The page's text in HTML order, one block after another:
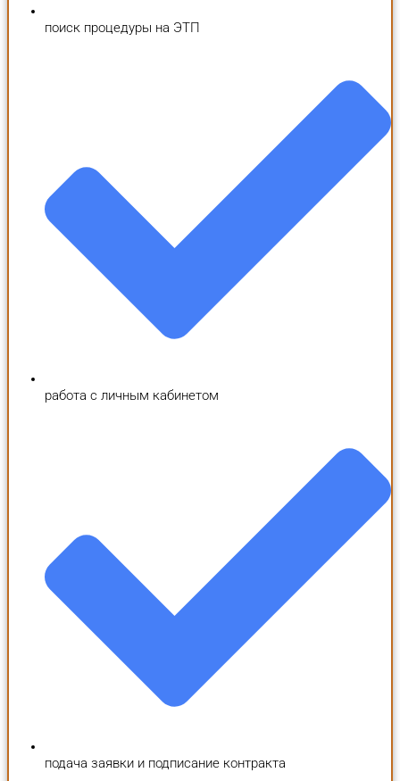
поиск процедуры на ЭТП
работа с личным кабинетом
подача заявки и подписание контракта